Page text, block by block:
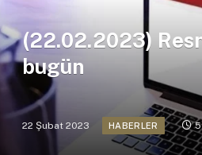
(22.02.2023)
bugün
22 Şubat 2023 HABERLER 5